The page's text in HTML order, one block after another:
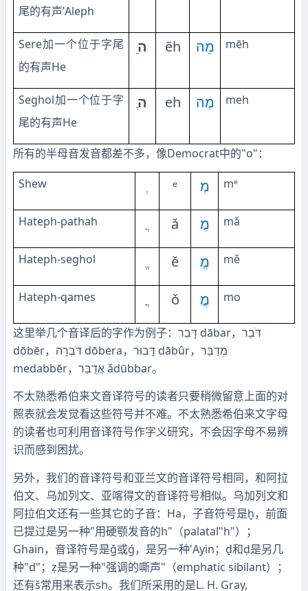
尾的有声’Aleph
Sere加一个位于字尾
的有声He
ֵה ēh מֵה mēh
Seghol加一个位于字
尾的有声He
ֶה eh מֶה meh
所有的半母音发音都差不多，像Democrat中的"o"：
Shew ᵉ מְ mᵉ
Hateph-pathah ǎ מֲ mǎ
Hateph-seghol ě מֱ mě
Hateph-qames ǒ מֳ mo
这里举几个音译后的字作为例子：דׇּבַר dābar，דֹּבֵר
dōbēr，דֹּבְרׇה dōbera，דׇּבוּר dābûr，מְדַבֵּר
medabbēr，אֲדֻבַּר ǎdūbbar。
不太熟悉希伯来文音译符号的读者只要稍微留意上面的对
照表就会发觉看这些符号并不难。不太熟悉希伯来文字母
的读者也可利用音译符号作字义研究，不会因字母不易辨
识而感到困扰。
另外，我们的音译符号和亚兰文的音译符号相同，和阿拉
伯文、乌加列文、亚喀得文的音译符号相似。乌加列文和
阿拉伯文还有一些其它的子音：Ha，子音符号是ḫ，前面
已提过是另一种"用硬颚发音的h"（palatal"h"）；
Ghain，音译符号是ǧ或ǵ，是另一种'Ayin；d̠和ḍ是另几
种"d"；ẓ是另一种"强调的嘶声"（emphatic sibilant）；
还有š常用来表示sh。我们所采用的是L. H. Gray,